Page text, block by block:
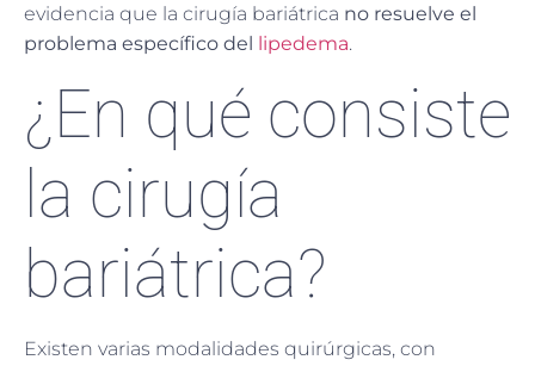
evidencia que la cirugía bariátrica no resuelve el
problema específico del lipedema.
¿En qué consiste
la cirugía
bariátrica?
Existen varias modalidades quirúrgicas, con